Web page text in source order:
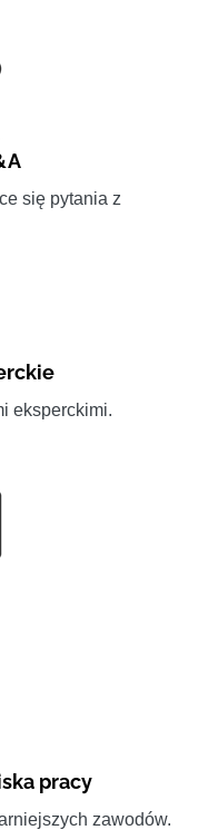
się pytania z
eksperckimi.
pracy
zawodów.